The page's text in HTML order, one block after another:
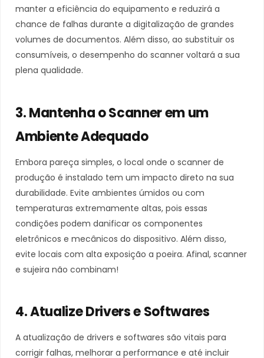
manter a eficiência do equipamento e reduzirá a
chance de falhas durante a digitalização de grandes
volumes de documentos. Além disso, ao substituir os
consumíveis, o desempenho do scanner voltará a sua
plena qualidade.
3. Mantenha o Scanner em um
Ambiente Adequado
Embora pareça simples, o local onde o scanner de
produção é instalado tem um impacto direto na sua
durabilidade. Evite ambientes úmidos ou com
temperaturas extremamente altas, pois essas
condições podem danificar os componentes
eletrônicos e mecânicos do dispositivo. Além disso,
evite locais com alta exposição a poeira. Afinal, scanner
e sujeira não combinam!
4. Atualize Drivers e Softwares
A atualização de drivers e softwares são vitais para
corrigir falhas, melhorar a performance e até incluir